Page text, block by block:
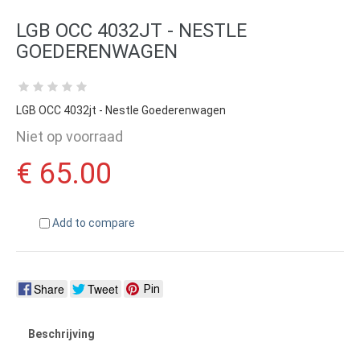
LGB OCC 4032JT - NESTLE
GOEDERENWAGEN
LGB OCC 4032jt - Nestle Goederenwagen
Niet op voorraad
€ 65.00
Add to compare
Share Tweet Pin
Beschrijving